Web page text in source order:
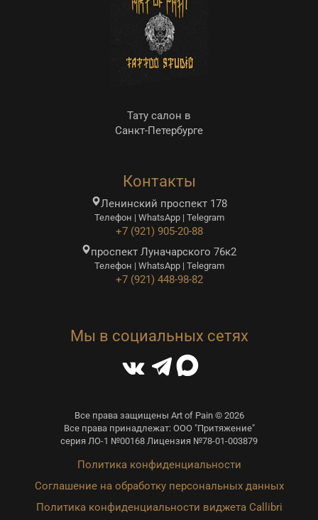
Тату салон в
Санкт-Петербурге
Контакты
Ленинский проспект 178
Телефон | WhatsApp | Telegram
+7 (921) 905-20-88
проспект Луначарского 76к2
Телефон | WhatsApp | Telegram
+7 (921) 448-98-82
Мы в социальных сетях
Все права защищены Art of Pain © 2026
Все права принадлежат: ООО "Притяжение"
серия ЛО-1 №00168 Лицензия №78-01-003879
Политика конфиденциальности
Соглашение на обработку персональных данных
Политика конфиденциальности виджета Callibri